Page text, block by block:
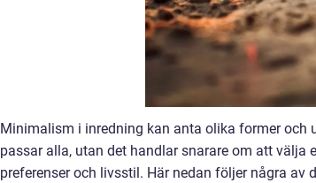
Minimalism i inredning kan anta olika former och
passar alla, utan det handlar snarare om att välja
preferenser och livsstil. Här nedan följer några